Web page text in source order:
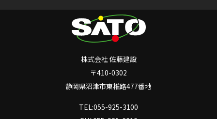
株式会社 佐藤建設
〒410-0302
静岡県沼津市東椎路477番地
TEL:055-925-3100